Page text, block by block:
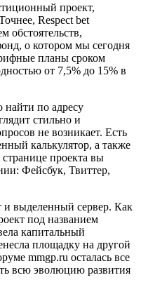
проект,
Respect bet
обстоятельств,
о котором мы сегодня
планы сроком
от 7,5% до 15% в
по адресу
стильно и
не возникает. Есть
калькулятор, а также
проекта вы
Фейсбук, Твиттер,
и выделенный сервер. Как
под названием
капитальный
площадку на другой
mmgp.ru осталась все
всю эволюцию развития